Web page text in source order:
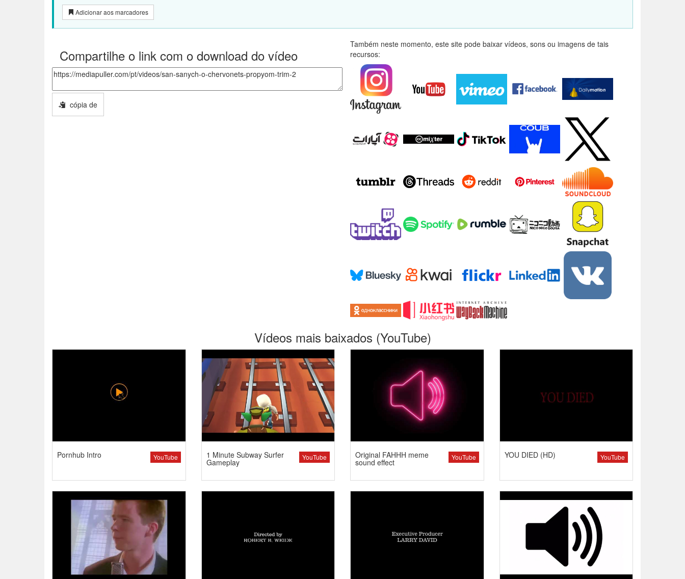
Adicionar aos marcadores
Compartilhe o link com o download do vídeo
cópia de
Também neste momento, este site pode baixar vídeos, sons ou imagens de tais
recursos:
Vídeos mais baixados (YouTube)
YouTube
Pornhub Intro YouTube
1 Minute Subway Surfer
Gameplay
YouTube
Original FAHHH meme
sound effect
YouTube
YOU DIED (HD)